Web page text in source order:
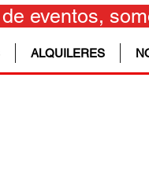
eventos,
ALQUILERES